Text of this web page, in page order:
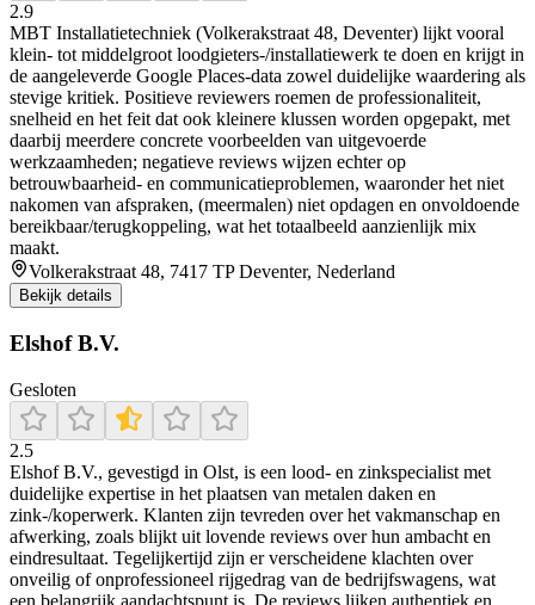
2.9
MBT Installatietechniek (Volkerakstraat 48, Deventer) lijkt vooral
klein- tot middelgroot loodgieters-/installatiewerk te doen en krijgt in
de aangeleverde Google Places-data zowel duidelijke waardering als
stevige kritiek. Positieve reviewers roemen de professionaliteit,
snelheid en het feit dat ook kleinere klussen worden opgepakt, met
daarbij meerdere concrete voorbeelden van uitgevoerde
werkzaamheden; negatieve reviews wijzen echter op
betrouwbaarheid- en communicatieproblemen, waaronder het niet
nakomen van afspraken, (meermalen) niet opdagen en onvoldoende
bereikbaar/terugkoppeling, wat het totaalbeeld aanzienlijk mix
maakt.
Volkerakstraat 48, 7417 TP Deventer, Nederland
Bekijk details
Elshof B.V.
Gesloten
2.5
Elshof B.V., gevestigd in Olst, is een lood‑ en zinkspecialist met
duidelijke expertise in het plaatsen van metalen daken en
zink-/koperwerk. Klanten zijn tevreden over het vakmanschap en
afwerking, zoals blijkt uit lovende reviews over hun ambacht en
eindresultaat. Tegelijkertijd zijn er verscheidene klachten over
onveilig of onprofessioneel rijgedrag van de bedrijfswagens, wat
een belangrijk aandachtspunt is. De reviews lijken authentiek en